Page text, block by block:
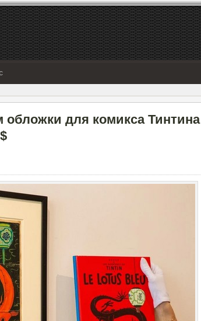
обложки для комикса Тинтина